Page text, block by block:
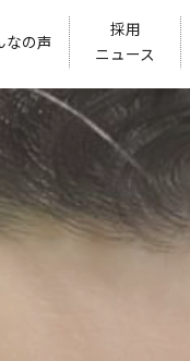
なの声
採用
ニュース